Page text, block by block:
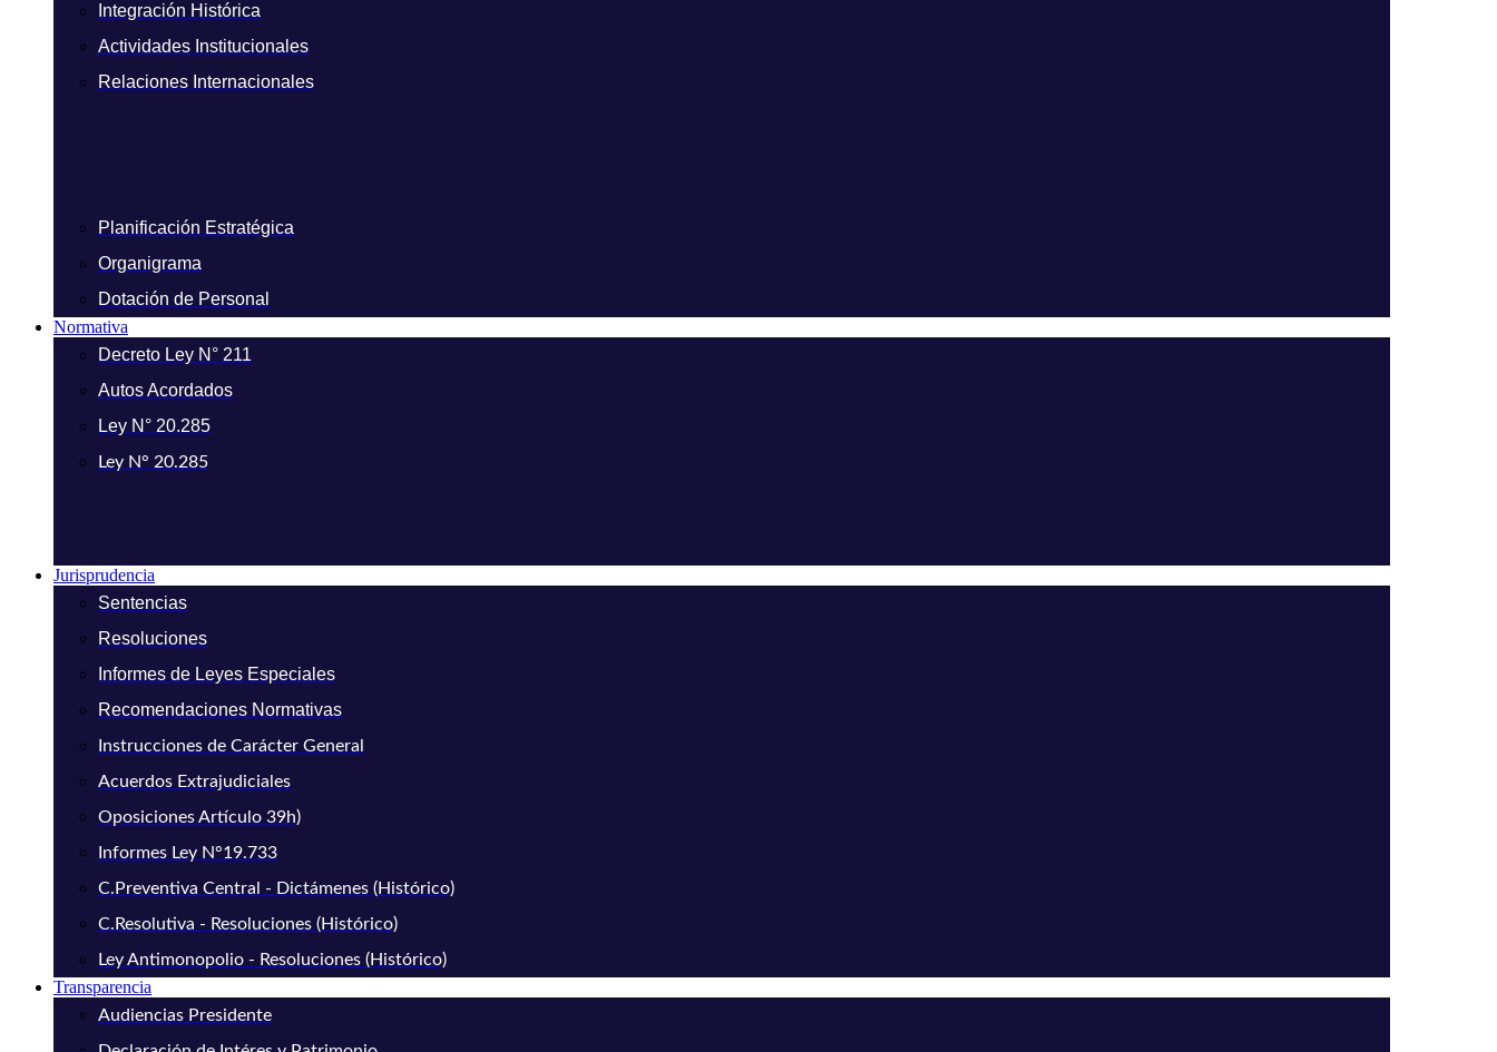
Integración Histórica
Actividades Institucionales
Relaciones Internacionales
Planificación Estratégica
Organigrama
Dotación de Personal
Normativa
Decreto Ley N° 211
Autos Acordados
Ley N° 20.285
Ley N° 20.285
Jurisprudencia
Sentencias
Resoluciones
Informes de Leyes Especiales
Recomendaciones Normativas
Instrucciones de Carácter General
Acuerdos Extrajudiciales
Oposiciones Artículo 39h)
Informes Ley N°19.733
C.Preventiva Central - Dictámenes (Histórico)
C.Resolutiva - Resoluciones (Histórico)
Ley Antimonopolio - Resoluciones (Histórico)
Transparencia
Audiencias Presidente